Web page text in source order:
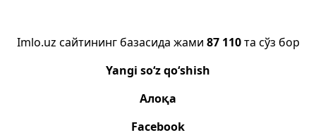
Imlo.uz сайтининг базасида жами 87 110та сўз бор
Yangi so‘z qo‘shish
Алоқа
Facebook